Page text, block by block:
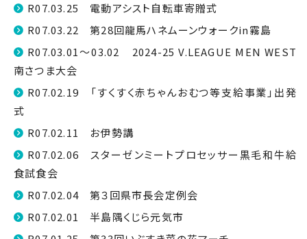
R07.03.25 電動アシスト自転車寄贈式
R07.03.22 第28回龍馬ハネムーンウォークin霧島
R07.03.01～03.02 2024-25 V.LEAGUE MEN WEST
南さつま大会
R07.02.19 「すくすく赤ちゃんおむつ等支給事業」出発
式
R07.02.11 お伊勢講
R07.02.06 スターゼンミートプロセッサー黒毛和牛給
食試食会
R07.02.04 第３回県市長会定例会
R07.02.01 半島隅くじら元気市